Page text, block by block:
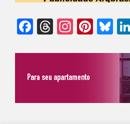
Facebook
Threads